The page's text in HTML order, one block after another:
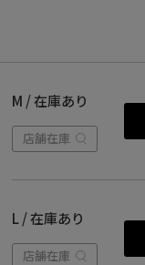
M / 在庫あり
店舗在庫
L / 在庫あり
店舗在庫